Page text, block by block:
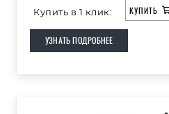
Купить в 1 клик: КУПИТЬ
УЗНАТЬ ПОДРОБНЕЕ